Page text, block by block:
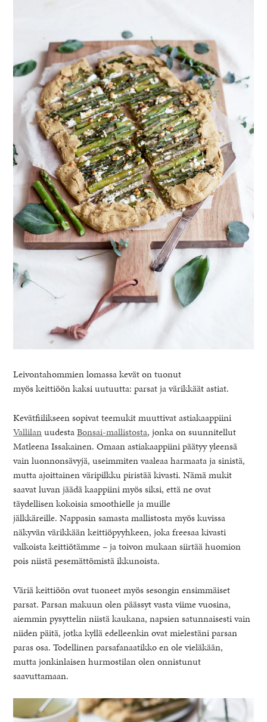
Leivontahommien lomassa kevät on tuonut
myös keittiöön kaksi uutuutta: parsat ja värikkäät astiat.
Kevätfiilikseen sopivat teemukit muuttivat astiakaappiini
VallilanuudestaBonsai-mallistosta, jonka on suunnitellut
Matleena Issakainen. Omaan astiakaappiini päätyy yleensä
vain luonnonsävyjä, useimmiten vaaleaa harmaata ja sinistä,
mutta ajoittainen väripilkku piristää kivasti. Nämä mukit
saavat luvan jäädä kaappiini myös siksi, että ne ovat
täydellisen kokoisia smoothielle ja muille
jälkkäreille. Nappasin samasta mallistosta myös kuvissa
näkyvän värikkään keittiöpyyhkeen, joka freesaa kivasti
valkoista keittiötämme – ja toivon mukaan siirtää huomion
pois niistä pesemättömistä ikkunoista.
Väriä keittiöön ovat tuoneet myös sesongin ensimmäiset
parsat. Parsan makuun olen päässyt vasta viime vuosina,
aiemmin pysyttelin niistä kaukana, napsien satunnaisesti vain
niiden päitä, jotka kyllä edelleenkin ovat mielestäni parsan
paras osa. Todellinen parsafanaatikko en ole vieläkään,
mutta jonkinlaisen hurmostilan olen onnistunut
saavuttamaan.